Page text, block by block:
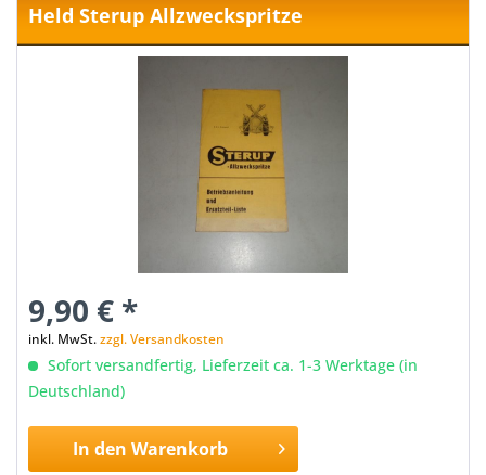
Held Sterup Allzweckspritze
9,90 € *
inkl. MwSt.zzgl. Versandkosten
Sofort versandfertig, Lieferzeit ca. 1-3 Werktage (in
Deutschland)
In den Warenkorb